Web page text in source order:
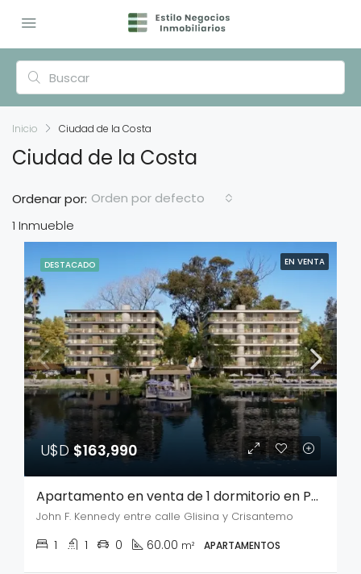
Inicio Ciudad de la Costa
Ciudad de la Costa
1 Inmueble
Ordenar por: Orden por defecto
DESTACADO EN VENTA
U$D $163,990
Apartamento en venta de 1 dormitorio en Parque Carrasco
John F. Kennedy entre calle Glisina y Crisantemo
1 1 0 60.00 m² APARTAMENTOS